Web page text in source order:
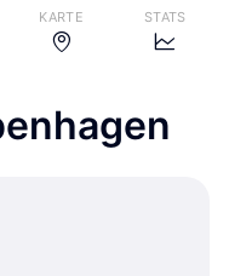
KARTE STATS